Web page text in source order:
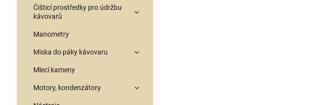
Čišticí prostředky pro údržbu
kávovarů
Manometry
Miska do páky kávovaru
Mlecí kameny
Motory, kondenzátory